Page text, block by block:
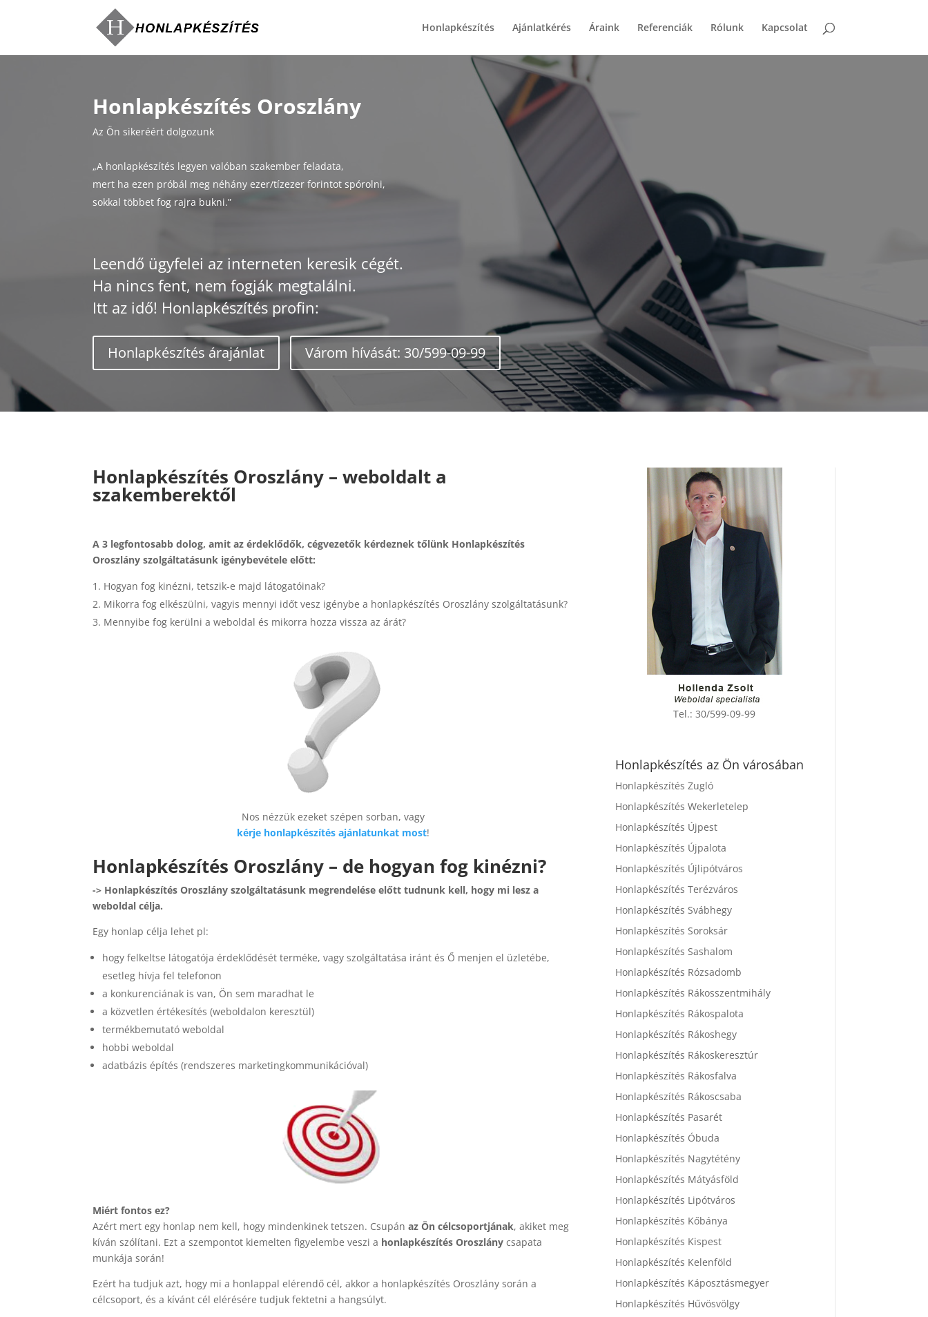
Honlapkészítés Ajánlatkérés Áraink Referenciák Rólunk Kapcsolat
Honlapkészítés Oroszlány
Az Ön sikeréért dolgozunk
„A honlapkészítés legyen valóban szakember feladata,
mert ha ezen próbál meg néhány ezer/tízezer forintot spórolni,
sokkal többet fog rajra bukni.”
Leendő ügyfelei az interneten keresik cégét.
Ha nincs fent, nem fogják megtalálni.
Itt az idő! Honlapkészítés profin:
Honlapkészítés árajánlat Várom hívását: 30/599-09-99
Honlapkészítés Oroszlány – weboldalt a
szakemberektől
A 3 legfontosabb dolog, amit az érdeklődők, cégvezetők kérdeznek tőlünk Honlapkészítés
Oroszlány szolgáltatásunk igénybevétele előtt:
Hogyan fog kinézni, tetszik-e majd látogatóinak?
Mikorra fog elkészülni, vagyis mennyi időt vesz igénybe a honlapkészítés Oroszlány szolgáltatásunk?
Mennyibe fog kerülni a weboldal és mikorra hozza vissza az árát?
Nos nézzük ezeket szépen sorban, vagy
kérje honlapkészítés ajánlatunkat most!
Honlapkészítés Oroszlány – de hogyan fog kinézni?
-> Honlapkészítés Oroszlány szolgáltatásunk megrendelése előtt tudnunk kell, hogy mi lesz a
weboldal célja.
Egy honlap célja lehet pl:
hogy felkeltse látogatója érdeklődését terméke, vagy szolgáltatása iránt és Ő menjen el üzletébe,
esetleg hívja fel telefonon
a konkurenciának is van, Ön sem maradhat le
a közvetlen értékesítés (weboldalon keresztül)
termékbemutató weboldal
hobbi weboldal
adatbázis építés (rendszeres marketingkommunikációval)
Miért fontos ez?
Azért mert egy honlap nem kell, hogy mindenkinek tetszen. Csupánaz Ön célcsoportjának, akiket meg
kíván szólítani. Ezt a szempontot kiemelten figyelembe veszi a honlapkészítés Oroszlánycsapata
munkája során!
Ezért ha tudjuk azt, hogy mi a honlappal elérendő cél, akkor a honlapkészítés Oroszlány során a
célcsoport, és a kívánt cél elérésére tudjuk fektetni a hangsúlyt.
Tel.:30/599-09-99
Honlapkészítés az Ön városában
Honlapkészítés Zugló
Honlapkészítés Wekerletelep
Honlapkészítés Újpest
Honlapkészítés Újpalota
Honlapkészítés Újlipótváros
Honlapkészítés Terézváros
Honlapkészítés Svábhegy
Honlapkészítés Soroksár
Honlapkészítés Sashalom
Honlapkészítés Rózsadomb
Honlapkészítés Rákosszentmihály
Honlapkészítés Rákospalota
Honlapkészítés Rákoshegy
Honlapkészítés Rákoskeresztúr
Honlapkészítés Rákosfalva
Honlapkészítés Rákoscsaba
Honlapkészítés Pasarét
Honlapkészítés Óbuda
Honlapkészítés Nagytétény
Honlapkészítés Mátyásföld
Honlapkészítés Lipótváros
Honlapkészítés Kőbánya
Honlapkészítés Kispest
Honlapkészítés Kelenföld
Honlapkészítés Káposztásmegyer
Honlapkészítés Hűvösvölgy